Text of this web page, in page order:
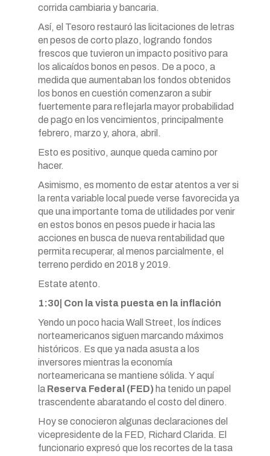
corrida cambiaria y bancaria.
Así, el Tesoro restauró las licitaciones de letras
en pesos de corto plazo, logrando fondos
frescos que tuvieron un impacto positivo para
los alicaídos bonos en pesos. De a poco, a
medida que aumentaban los fondos obtenidos
los bonos en cuestión comenzaron a subir
fuertemente para reflejarla mayor probabilidad
de pago en los vencimientos, principalmente
febrero, marzo y, ahora, abril.
Esto es positivo, aunque queda camino por
hacer.
Asimismo, es momento de estar atentos a ver si
la renta variable local puede verse favorecida ya
que una importante toma de utilidades por venir
en estos bonos en pesos puede ir hacia las
acciones en busca de nueva rentabilidad que
permita recuperar, al menos parcialmente, el
terreno perdido en 2018 y 2019.
Estate atento.
1:30| Con la vista puesta en la inflación
Yendo un poco hacia Wall Street, los índices
norteamericanos siguen marcando máximos
históricos. Es que ya nada asusta a los
inversores mientras la economía
norteamericana se mantiene sólida. Y aquí
la Reserva Federal (FED) ha tenido un papel
trascendente abaratando el costo del dinero.
Hoy se conocieron algunas declaraciones del
vicepresidente de la FED, Richard Clarida. El
funcionario expresó que los recortes de la tasa